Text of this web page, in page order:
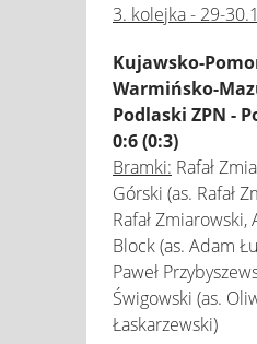
3. kolejka - 29-
Kujawsko-
Warmińsko-
Podlaski ZPN -
0:6 (0:3)
Bramki: Rafał
Górski (as. Rafał
Rafał
Block (as. Adam
Paweł
Świgowski (as.
Łaskarzewski)